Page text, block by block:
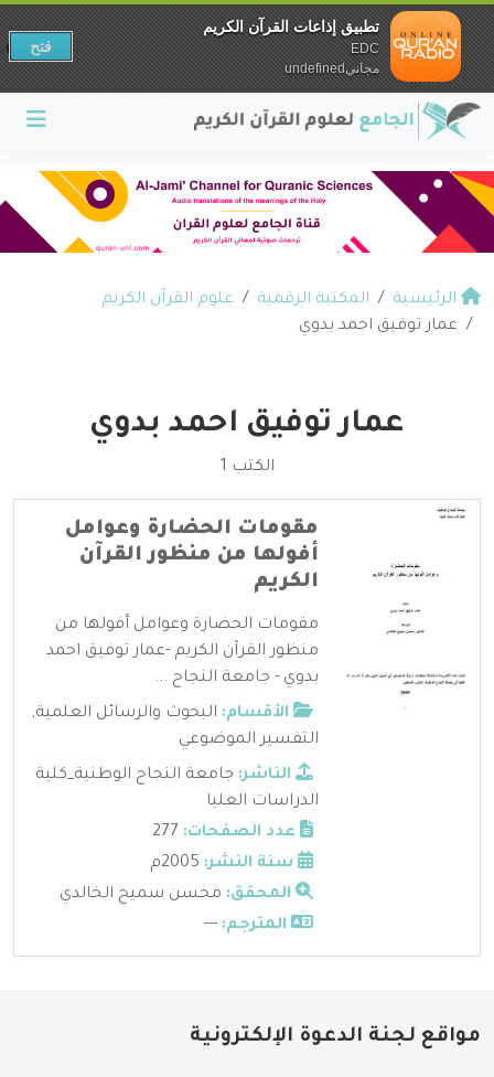
الرئيسية المكتبة الرقمية
علوم القرآن الكريم
عمار توفيق احمد بدوي
عمار توفيق احمد بدوي
الكتب 1
مقومات الحضارة وعوامل
أفولها من منظور القرآن
الكريم
مقومات الحضارة وعوامل أفولها من
منظور القرآن الكريم -عمار توفيق احمد
بدوي - جامعة النجاح ...
الأقسام: البحوث والرسائل العلمية,
التفسير الموضوعي
الناشر: جامعة النجاح الوطنية_كلية
الدراسات العليا
عدد الصفحات:
سنة النشر:
المحقق: محسن سميح الخالدي
المترجم: ---
مواقع لجنة الدعوة الإلكترونية
تطبيق إذاعات القرآن الكريم
EDC
مجانيundefined
فتح